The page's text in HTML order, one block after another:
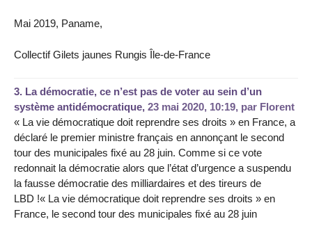
Mai 2019, Paname,
Collectif Gilets jaunes Rungis Île-de-France
3. La démocratie, ce n’est pas de voter au sein d’un
système antidémocratique, 23 mai 2020, 10:19, par Florent
« La vie démocratique doit reprendre ses droits » en France, a
déclaré le premier ministre français en annonçant le second
tour des municipales fixé au 28 juin. Comme si ce vote
redonnait la démocratie alors que l’état d’urgence a suspendu
la fausse démocratie des milliardaires et des tireurs de
LBD !« La vie démocratique doit reprendre ses droits » en
France, le second tour des municipales fixé au 28 juin